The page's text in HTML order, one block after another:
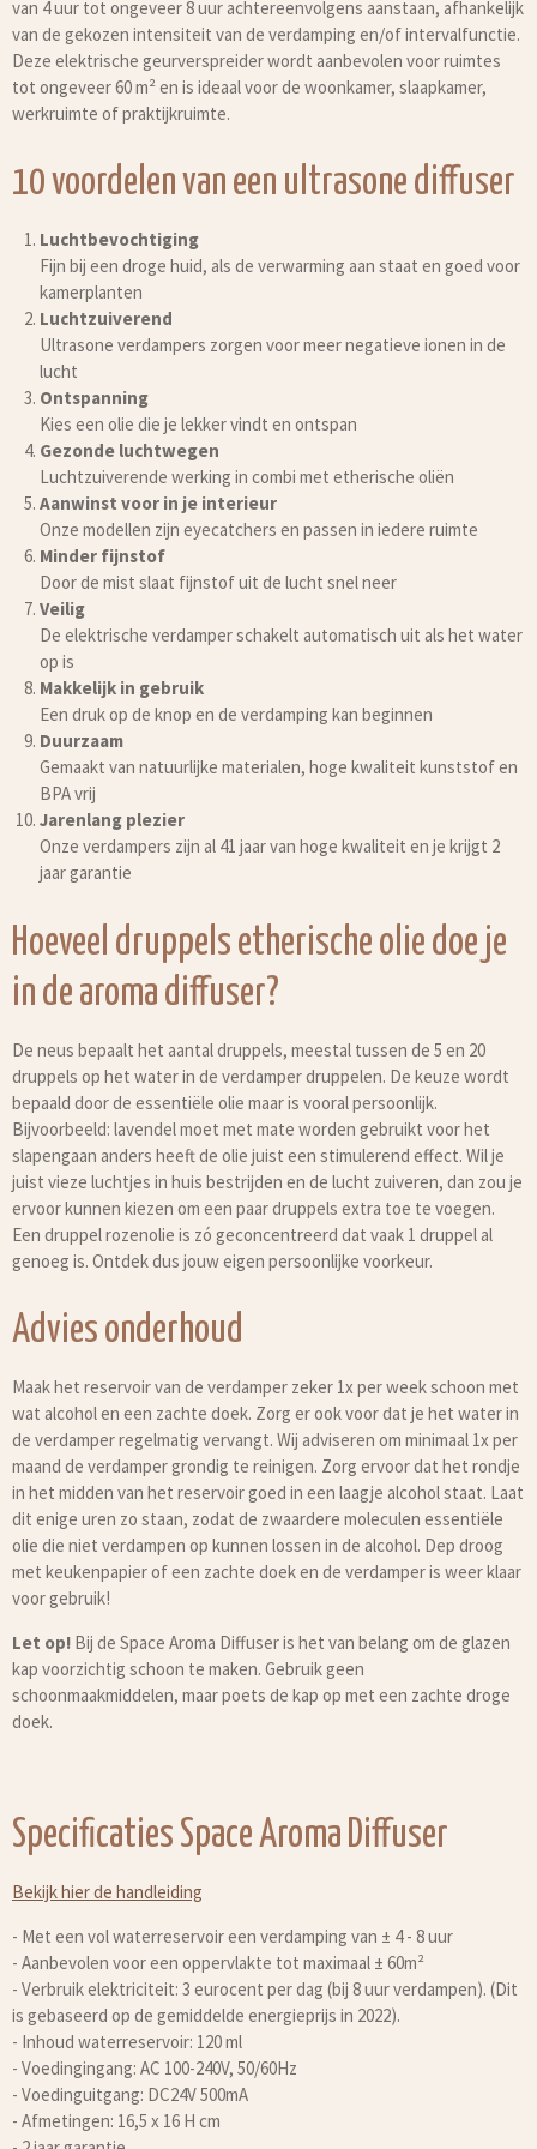
van 4 uur tot ongeveer 8 uur achtereenvolgens aanstaan, afhankelijk
van de gekozen intensiteit van de verdamping en/of intervalfunctie.
Deze elektrische geurverspreider wordt aanbevolen voor ruimtes
tot ongeveer 60 m² en is ideaal voor de woonkamer, slaapkamer,
werkruimte of praktijkruimte.
10 voordelen van een ultrasone diffuser
Luchtbevochtiging
Fijn bij een droge huid, als de verwarming aan staat en goed voor
kamerplanten
Luchtzuiverend
Ultrasone verdampers zorgen voor meer negatieve ionen in de
lucht
Ontspanning
Kies een olie die je lekker vindt en ontspan
Gezonde luchtwegen
Luchtzuiverende werking in combi met etherische oliën
Aanwinst voor in je interieur
Onze modellen zijn eyecatchers en passen in iedere ruimte
Minder fijnstof
Door de mist slaat fijnstof uit de lucht snel neer
Veilig
De elektrische verdamper schakelt automatisch uit als het water
op is
Makkelijk in gebruik
Een druk op de knop en de verdamping kan beginnen
Duurzaam
Gemaakt van natuurlijke materialen, hoge kwaliteit kunststof en
BPA vrij
Jarenlang plezier
Onze verdampers zijn al 41 jaar van hoge kwaliteit en je krijgt 2
jaar garantie
Hoeveel druppels etherische olie doe je
in de aroma diffuser?
De neus bepaalt het aantal druppels, meestal tussen de 5 en 20
druppels op het water in de verdamper druppelen. De keuze wordt
bepaald door de essentiële olie maar is vooral persoonlijk.
Bijvoorbeeld: lavendel moet met mate worden gebruikt voor het
slapengaan anders heeft de olie juist een stimulerend effect. Wil je
juist vieze luchtjes in huis bestrijden en de lucht zuiveren, dan zou je
ervoor kunnen kiezen om een paar druppels extra toe te voegen.
Een druppel rozenolie is zó geconcentreerd dat vaak 1 druppel al
genoeg is. Ontdek dus jouw eigen persoonlijke voorkeur.
Advies onderhoud
Maak het reservoir van de verdamper zeker 1x per week schoon met
wat alcohol en een zachte doek. Zorg er ook voor dat je het water in
de verdamper regelmatig vervangt. Wij adviseren om minimaal 1x per
maand de verdamper grondig te reinigen. Zorg ervoor dat het rondje
in het midden van het reservoir goed in een laagje alcohol staat. Laat
dit enige uren zo staan, zodat de zwaardere moleculen essentiële
olie die niet verdampen op kunnen lossen in de alcohol. Dep droog
met keukenpapier of een zachte doek en de verdamper is weer klaar
voor gebruik!
Let op! Bij de Space Aroma Diffuser is het van belang om de glazen
kap voorzichtig schoon te maken. Gebruik geen
schoonmaakmiddelen, maar poets de kap op met een zachte droge
doek.
Specificaties Space Aroma Diffuser
Bekijk hier de handleiding
- Met een vol waterreservoir een verdamping van ± 4 - 8 uur
- Aanbevolen voor een oppervlakte tot maximaal ± 60m²
- Verbruik elektriciteit: 3 eurocent per dag (bij 8 uur verdampen). (Dit
is gebaseerd op de gemiddelde energieprijs in 2022).
- Inhoud waterreservoir: 120 ml
- Voedingingang: AC 100-240V, 50/60Hz
- Voedinguitgang: DC24V 500mA
- Afmetingen: 16,5 x 16 H cm